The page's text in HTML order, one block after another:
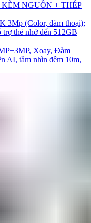
KÈM NGUỒN + THÉP
3Mp (Color, đàm thoại);
thẻ nhớ đến 512GB
Xoay, Đàm
AI, tầm nhìn đêm 10m,